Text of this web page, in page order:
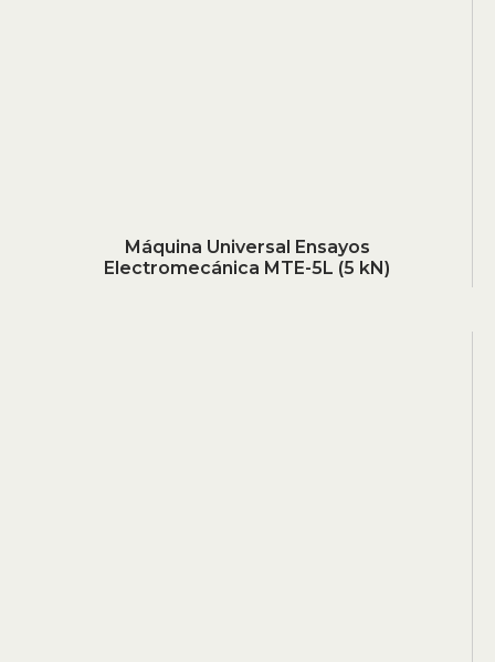
Máquina Universal Ensayos
Electromecánica MTE-5L (5 kN)